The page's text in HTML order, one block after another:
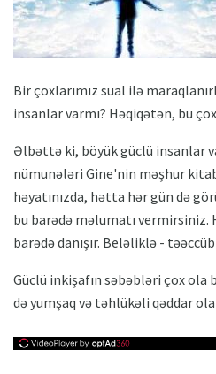
Bir çoxlarımız sual ilə
insanlar varmı? Həqiqətən, bu
Əlbəttə ki, böyük güclü insanlar
nümunələri Gine'nin məşhur
həyatınızda, hətta hər gün də
bu barədə məlumatı vermirsiniz.
barədə danışır. Beləliklə -
Güclü inkişafın səbəbləri çox
də yumşaq və təhlükəli qəddar